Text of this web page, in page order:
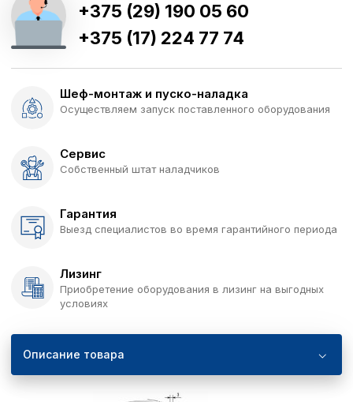
+375 (29) 190 05 60
+375 (17) 224 77 74
Шеф-монтаж и пуско-наладка
Осуществляем запуск поставленного оборудования
Сервис
Собственный штат наладчиков
Гарантия
Выезд специалистов во время гарантийного периода
Лизинг
Приобретение оборудования в лизинг на выгодных
условиях
Описание товара